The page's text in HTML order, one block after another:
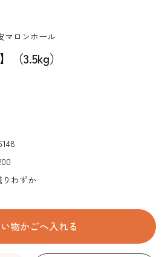
3.5kg）
マロンホール
りわずか